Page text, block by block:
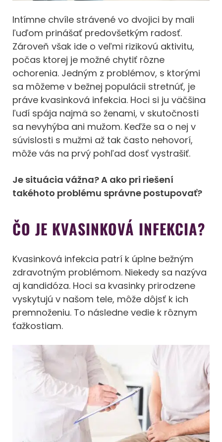
Intímne chvíle strávené vo dvojici by mali
ľuďom prinášať predovšetkým radosť.
Zároveň však ide o veľmi rizikovú aktivitu,
počas ktorej je možné chytiť rôzne
ochorenia. Jedným z problémov, s ktorými
sa môžeme v bežnej populácii stretnúť, je
práve kvasinková infekcia. Hoci si ju väčšina
ľudí spája najmä so ženami, v skutočnosti
sa nevyhýba ani mužom. Keďže sa o nej v
súvislosti s mužmi až tak často nehovorí,
môže vás na prvý pohľad dosť vystrašiť.
Je situácia vážna? A ako pri riešení
takéhoto problému správne postupovať?
ČO JE KVASINKOVÁ INFEKCIA?
Kvasinková infekcia patrí k úplne bežným
zdravotným problémom. Niekedy sa nazýva
aj kandidóza. Hoci sa kvasinky prirodzene
vyskytujú v našom tele, môže dôjsť k ich
premnoženiu. To následne vedie k rôznym
ťažkostiam.